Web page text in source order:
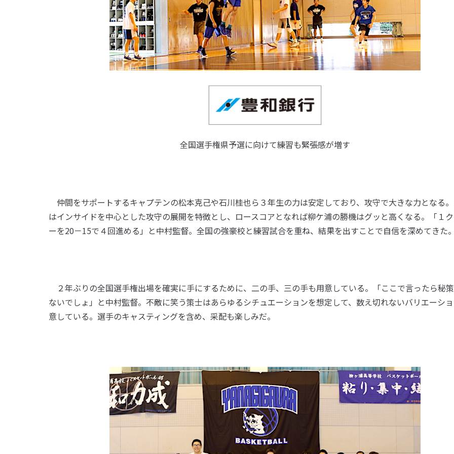
全国選手権県予選に向けて練習も緊張感が増す
仲間をサポートするキャプテンの松本克己や石川桂也ら３年生の力は安定しており、攻守で大きな力となる
はインサイドを中心とした攻守の展開を特徴とし、ロースコアとなれば柳ケ浦の勝機はグッと高くなる。「１
ーを20－15で４回進める」と中村監督。全国の強豪校と練習試合を重ね、結果を出すことで自信を深めてきた。
２年ぶりの全国選手権出場を確実に手にするために、二の手、三の手も用意している。「ここで言ったら秘
ないでしょ」と中村監督。不敵に笑う策士はあらゆるシチュエーションを想定して、数え切れないバリエーシ
意している。選手のキャスティングを含め、采配も楽しみだ。